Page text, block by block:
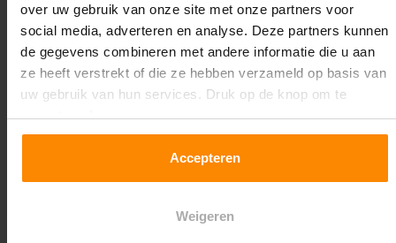
over uw gebruik van onze site met onze partners voor
social media, adverteren en analyse. Deze partners kunnen
de gegevens combineren met andere informatie die u aan
ze heeft verstrekt of die ze hebben verzameld op basis van
uw gebruik van hun services. Druk op de knop om te
accepteren!
Accepteren
Weigeren